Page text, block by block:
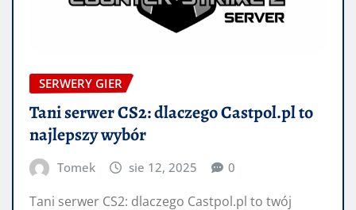
SERWERY GIER
Tani serwer CS2: dlaczego Castpol.pl to
najlepszy wybór
Tomek sie 12, 2025 0
Tani serwer CS2: dlaczego Castpol.pl to twój